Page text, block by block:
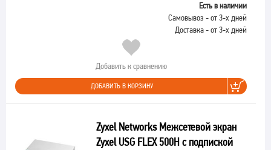
Есть в наличии
Самовывоз - от 3-х дней
Доставка - от 3-х дней
Добавить к сравнению
ДОБАВИТЬ В КОРЗИНУ
Zyxel Networks Межсетевой экран
Zyxel USG FLEX 500H с подпиской